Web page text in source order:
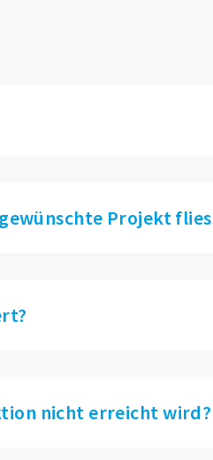
Projekt
nicht erreicht wird?